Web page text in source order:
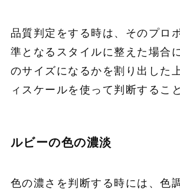
品質判定をする時は、そのプロ
準となるスタイルに整えた場合
のサイズになるかを割り出した
ィスケールを使って判断するこ
ルビーの色の濃淡
色の濃さを判断する時には、色